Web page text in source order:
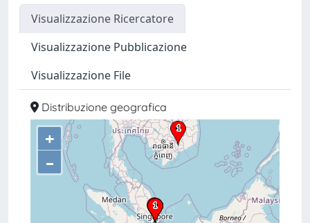
Visualizzazione Ricercatore
Visualizzazione Pubblicazione
Visualizzazione File
Distribuzione geografica
+
–